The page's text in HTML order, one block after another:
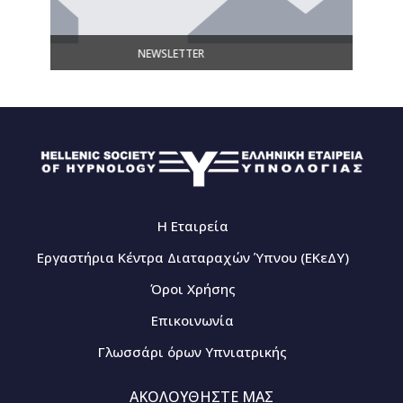
NEWSLETTER
Η Εταιρεία
Εργαστήρια Κέντρα Διαταραχών Ύπνου (ΕΚεΔΥ)
Όροι Χρήσης
Επικοινωνία
Γλωσσάρι όρων Υπνιατρικής
ΑΚΟΛΟΥΘΗΣΤΕ ΜΑΣ